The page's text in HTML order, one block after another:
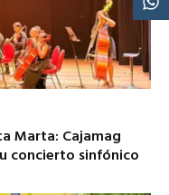
Marta: Cajamag
concierto sinfónico